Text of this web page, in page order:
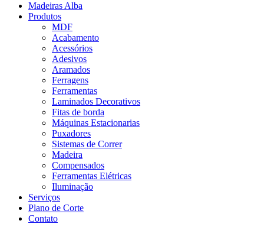
Madeiras Alba
Produtos
MDF
Acabamento
Acessórios
Adesivos
Aramados
Ferragens
Ferramentas
Laminados Decorativos
Fitas de borda
Máquinas Estacionarias
Puxadores
Sistemas de Correr
Madeira
Compensados
Ferramentas Elétricas
Iluminação
Serviços
Plano de Corte
Contato